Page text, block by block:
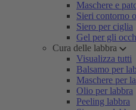
Maschere e
Sieri contorno
Siero per ciglia
Gel per gli
Cura delle labbra
Visualizza tutti
Balsamo per
Maschere per
Olio per labbra
Peeling labbra